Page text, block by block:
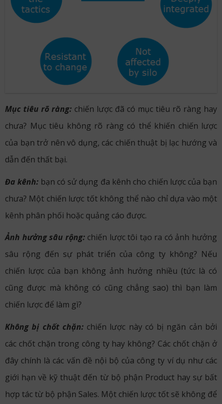
Mục tiêu rõ ràng: chiến lược đã có mục tiêu rõ ràng hay
chưa? Mục tiêu không rõ ràng có thể khiến chiến lược
của bạn trở nên vô dụng, các chiến thuật bị lạc hướng và
dẫn đến thất bại.
Đa kênh: bạn có sử dụng đa kênh cho chiến lược của bạn
chưa? Một chiến lược tốt không thể nào chỉ dựa vào một
kênh phân phối hoặc quảng cáo được.
Ảnh hưởng sâu rộng: chiến lược tôi tạo ra có ảnh hưởng
sâu rộng đến sự phát triển của công ty không? Nếu
chiến lược của bạn không ảnh hưởng nhiều (tức là có
cũng được mà không có cũng chẳng sao) thì bạn làm
chiến lược để làm gì?
Không bị chốt chặn: chiến lược này có bị ngăn cản bởi
các chốt chặn trong công ty hay không? Các chốt chặn ở
đây chính là các vấn đề nội bộ của công ty ví dụ như các
giới hạn về kỹ thuật đến từ bộ phận Product hay sự bất
hợp tác từ bộ phận Sales. Một chiến lược tốt sẽ không để